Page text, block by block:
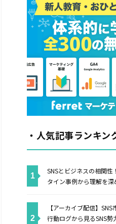
・人気記事ランキン
SNSとビジネスの相関
タイン事例から理解を深
【アーカイブ配信】
行動ログから見るSNS